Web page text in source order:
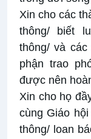
Xin cho các
thông/ biết
thông/ và
phận trao
được nên
Xin cho họ
cùng Giáo
thông/ loan